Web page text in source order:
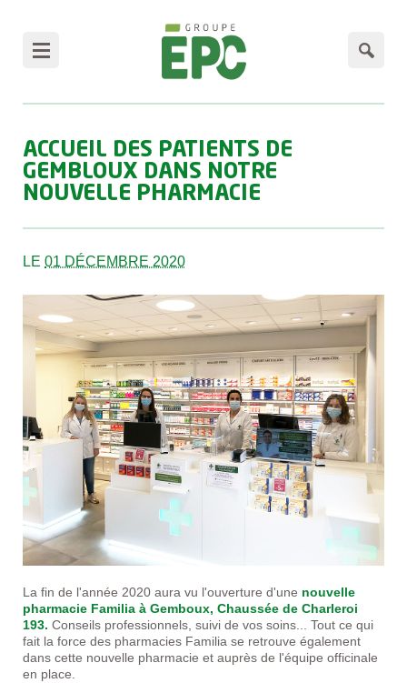
ACCUEIL DES PATIENTS DE
GEMBLOUX DANS NOTRE
NOUVELLE PHARMACIE
LE 01 DÉCEMBRE 2020
La fin de l'année 2020 aura vu l'ouverture d'une nouvelle
pharmacie Familia à Gemboux, Chaussée de Charleroi
193. Conseils professionnels, suivi de vos soins... Tout ce qui
fait la force des pharmacies Familia se retrouve également
dans cette nouvelle pharmacie et auprès de l'équipe officinale
en place.